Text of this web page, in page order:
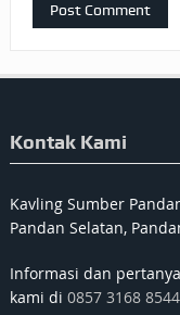
Kontak Kami
Kavling Sumber
Pandan Selatan,
Informasi dan
kami di 0857 3168 8544